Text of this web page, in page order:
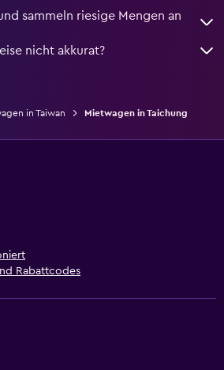
sammeln riesige Mengen an
nicht akkurat?
in Taiwan Mietwagen in Taichung
Rabattcodes